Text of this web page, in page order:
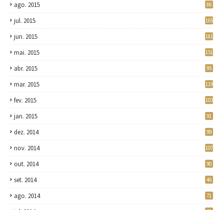
ago. 2015 86
jul. 2015 165
jun. 2015 181
mai. 2015 151
abr. 2015 95
mar. 2015 119
fev. 2015 103
jan. 2015 91
dez. 2014 99
nov. 2014 107
out. 2014 90
set. 2014 46
ago. 2014 71